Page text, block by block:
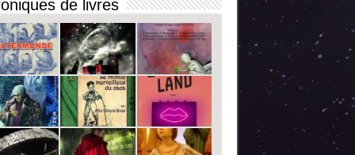
de livres